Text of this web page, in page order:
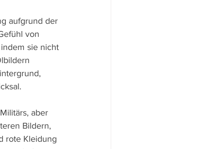
aufgrund der
von
sie nicht
aber
Bildern,
rote Kleidung